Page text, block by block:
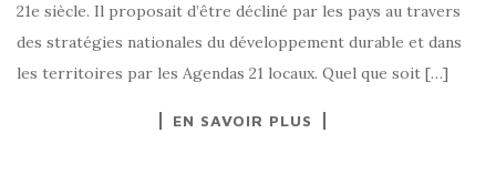
21e siècle. Il proposait d’être décliné par les pays au travers
des stratégies nationales du développement durable et dans
les territoires par les Agendas 21 locaux. Quel que soit […]
EN SAVOIR PLUS